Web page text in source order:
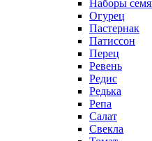
Наборы
Огурец
Пастернак
Патиссон
Перец
Ревень
Редис
Редька
Репа
Салат
Свекла